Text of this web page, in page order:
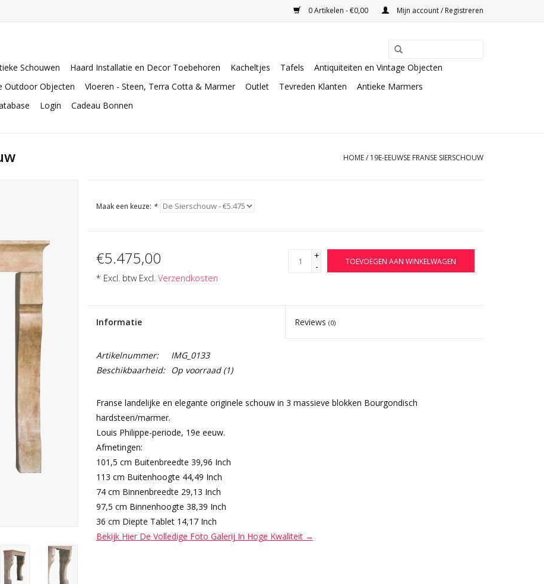
0 Artikelen - €0,00 Mijn account / Registreren
Schouwen Haard Installatie en Decor Toebehoren Kacheltjes Tafels
Antiquiteiten en Vintage Objecten
Outdoor Objecten
Vloeren - Steen, Terra Cotta & Marmer Outlet Tevreden Klanten
Antieke Marmers
Login Cadeau Bonnen
HOME/ 19E-EEUWSE FRANSE SIERSCHOUW
Maak een keuze: *
€5.475,00
* Excl. btw Excl. Verzendkosten
+
-
TOEVOEGEN AAN WINKELWAGEN
Informatie Reviews(0)
Artikelnummer:
IMG_0133
Beschikbaarheid:
Op voorraad(1)
Franse landelijke en elegante originele schouw in 3 massieve blokken Bourgondisch
hardsteen/marmer.
Louis Philippe-periode, 19e eeuw.
Afmetingen:
101,5 cm Buitenbreedte 39,96 Inch
113 cm Buitenhoogte 44,49 Inch
74 cm Binnenbreedte 29,13 Inch
97,5 cm Binnenhoogte 38,39 Inch
36 cm Diepte Tablet 14,17 Inch
Bekijk Hier De Volledige Foto Galerij In Hoge Kwaliteit →